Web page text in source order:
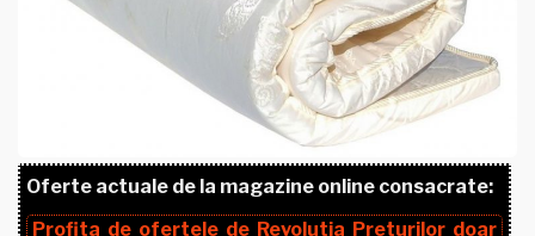
Oferte actuale de la magazine online consacrate:
Profita de ofertele de Revolutia Preturilor doar